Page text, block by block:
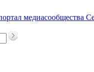
медиасообщества